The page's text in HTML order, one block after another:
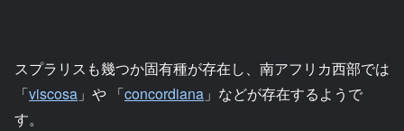
スプラリスも幾つか固有種が存在し、南アフリカ西部では
「viscosa 」や 「concordiana 」などが存在するようで
す。